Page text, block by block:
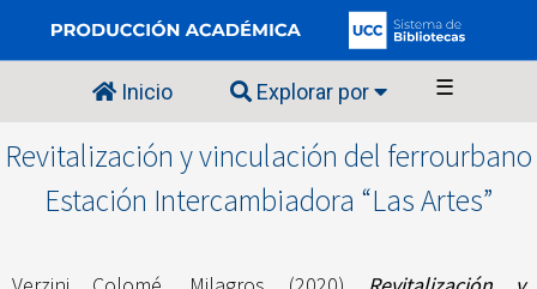
Inicio Explorar por ☰
Revitalización y vinculación del ferrourbano
Estación Intercambiadora “Las Artes”